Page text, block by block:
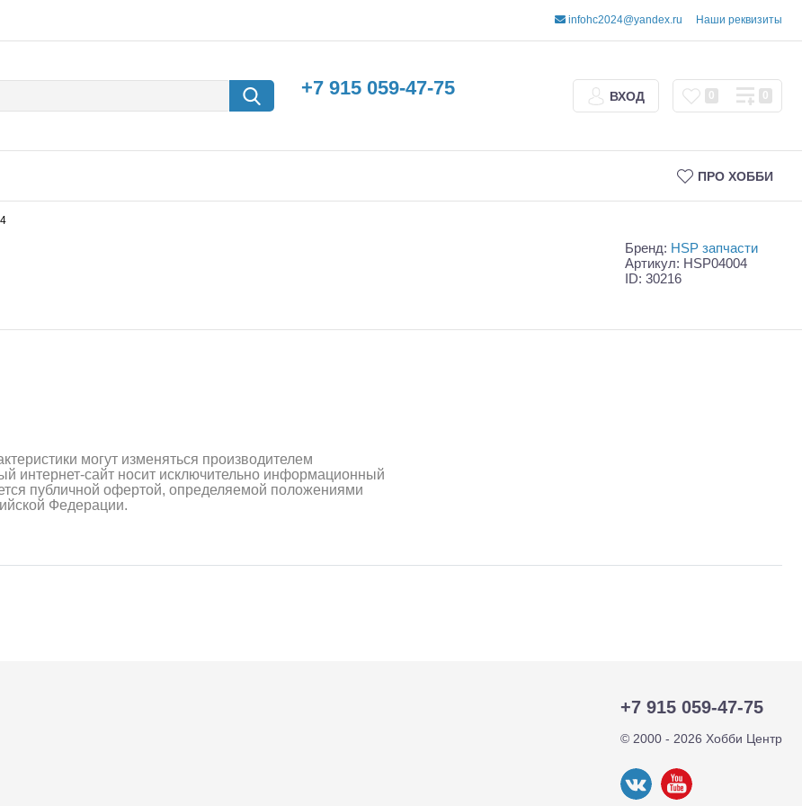
infohc2024@yandex.ru Наши реквизиты
+7 915 059-47-75 ВХОД 0 0
ПРО ХОББИ
Машины с
Трофи Шорт-корсы
ДВС модели
Бренд: HSP запчасти
Артикул: HSP04004
ID: 30216
могут изменяться производителем
интернет-сайт носит исключительно информационный
публичной офертой, определяемой положениями
Федерации.
+7 915 059-47-75
© 2000 - 2026 Хобби Центр